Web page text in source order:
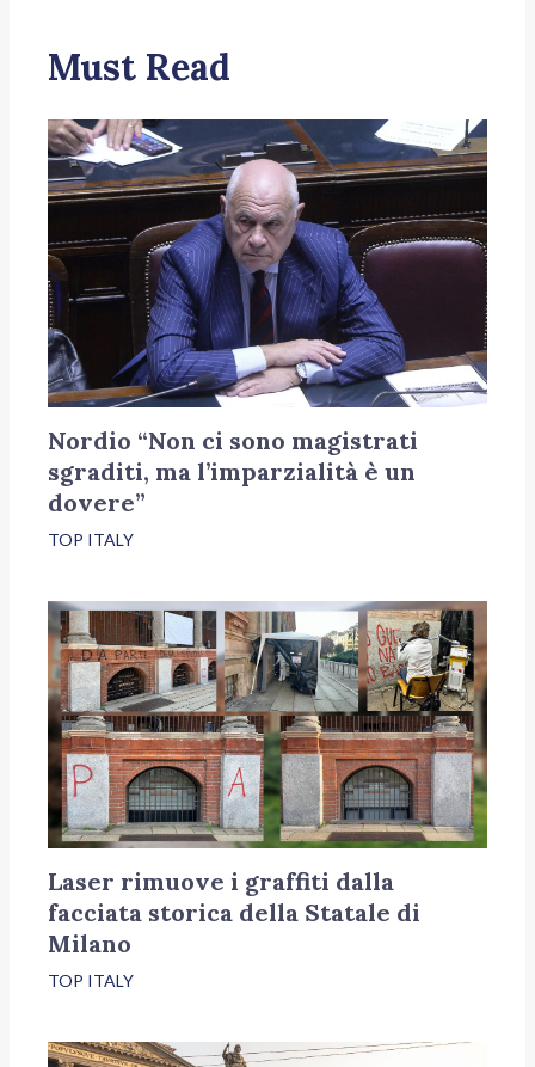
Must Read
Nordio “Non ci sono magistrati
sgraditi, ma l’imparzialità è un
dovere”
TOP ITALY
Laser rimuove i graffiti dalla
facciata storica della Statale di
Milano
TOP ITALY